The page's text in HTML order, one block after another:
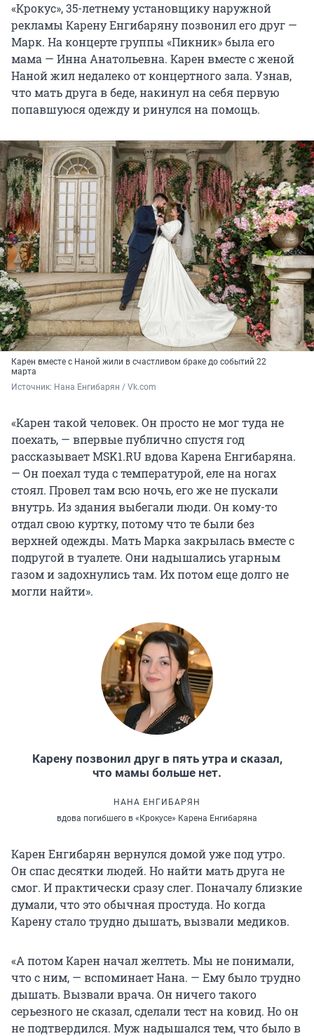
«Крокус», 35-летнему установщику наружной
рекламы Карену Енгибаряну позвонил его друг —
Марк. На концерте группы «Пикник» была его
мама — Инна Анатольевна. Карен вместе с женой
Наной жил недалеко от концертного зала. Узнав,
что мать друга в беде, накинул на себя первую
попавшуюся одежду и ринулся на помощь.
Карен вместе с Наной жили в счастливом браке до событий 22
марта
Источник: Нана Енгибарян / Vk.com
«Карен такой человек. Он просто не мог туда не
поехать, — впервые публично спустя год
рассказывает MSK1.RU вдова Карена Енгибаряна.
— Он поехал туда с температурой, еле на ногах
стоял. Провел там всю ночь, его же не пускали
внутрь. Из здания выбегали люди. Он кому-то
отдал свою куртку, потому что те были без
верхней одежды. Мать Марка закрылась вместе с
подругой в туалете. Они надышались угарным
газом и задохнулись там. Их потом еще долго не
могли найти».
Карену позвонил друг в пять утра и сказал,
что мамы больше нет.
НАНА ЕНГИБАРЯН
вдова погибшего в «Крокусе» Карена Енгибаряна
Карен Енгибарян вернулся домой уже под утро.
Он спас десятки людей. Но найти мать друга не
смог. И практически сразу слег. Поначалу близкие
думали, что это обычная простуда. Но когда
Карену стало трудно дышать, вызвали медиков.
«А потом Карен начал желтеть. Мы не понимали,
что с ним, — вспоминает Нана. — Ему было трудно
дышать. Вызвали врача. Он ничего такого
серьезного не сказал, сделали тест на ковид. Но он
не подтвердился. Муж надышался тем, что было в